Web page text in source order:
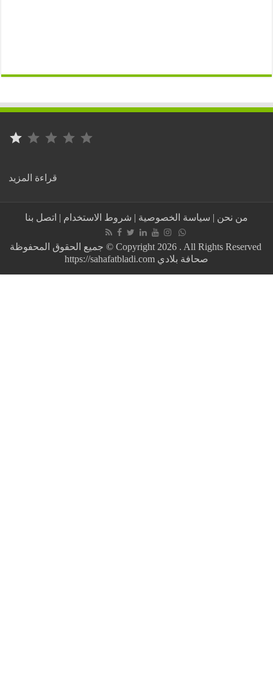
قراءة المزيد
forecast
in
–
Thursday,
من نحن | سياسة الخصوصية | شروط الاستخدام | اتصل بنا
جميع الحقوق المحفوظة © Copyright 2026 . All Rights Reserved
https://sahafatbladi.com صحافة بلادي